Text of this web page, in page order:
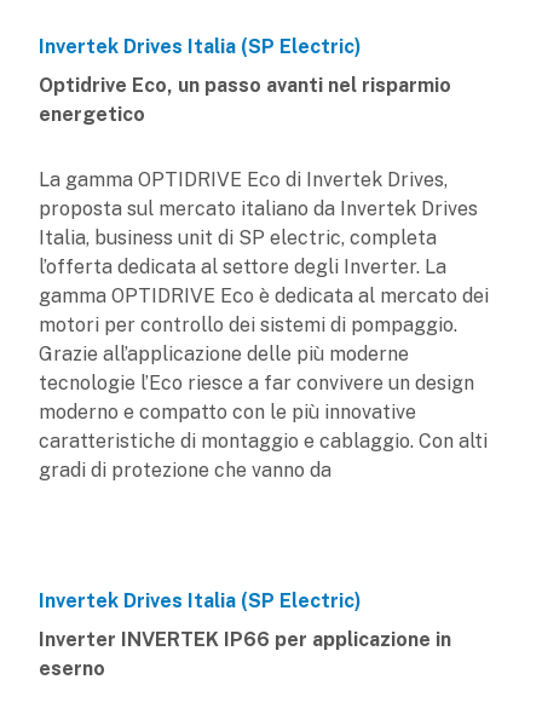
Invertek Drives Italia (SP Electric)
Optidrive Eco, un passo avanti nel risparmio
energetico
La gamma OPTIDRIVE Eco di Invertek Drives,
proposta sul mercato italiano da Invertek Drives
Italia, business unit di SP electric, completa
l’offerta dedicata al settore degli Inverter. La
gamma OPTIDRIVE Eco è dedicata al mercato dei
motori per controllo dei sistemi di pompaggio.
Grazie all’applicazione delle più moderne
tecnologie l’Eco riesce a far convivere un design
moderno e compatto con le più innovative
caratteristiche di montaggio e cablaggio. Con alti
gradi di protezione che vanno da
Invertek Drives Italia (SP Electric)
Inverter INVERTEK IP66 per applicazione in
eserno